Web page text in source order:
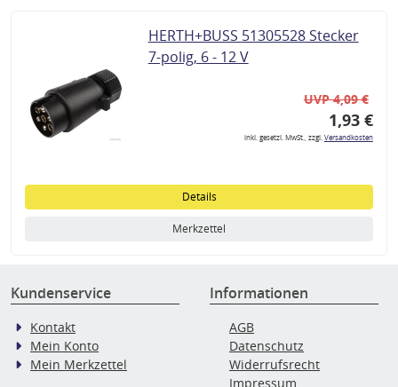
HERTH+BUSS 51305528 Stecker
7-polig, 6 - 12 V
UVP 4,09 €
1,93 €
inkl. gesetzl. MwSt., zzgl.Versandkosten
Details
Merkzettel
Kundenservice
Kontakt
Mein Konto
Mein Merkzettel
Informationen
AGB
Datenschutz
Widerrufsrecht
Impressum